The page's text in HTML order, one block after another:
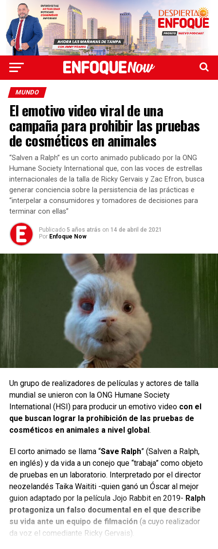
MUNDO
El emotivo video viral de una
campaña para prohibir las pruebas
de cosméticos en animales
“Salven a Ralph” es un corto animado publicado por la ONG
Humane Society International que, con las voces de estrellas
internacionales de la talla de Ricky Gervais y Zac Efron, busca
generar conciencia sobre la persistencia de las prácticas e
“interpelar a consumidores y tomadores de decisiones para
terminar con ellas”
Publicado 5 años atrás on 14 de abril de 2021
Por Enfoque Now
Un grupo de realizadores de películas y actores de talla
mundial se unieron con la ONG Humane Society
International (HSI) para producir un emotivo video con el
que buscan lograr la prohibición de las pruebas de
cosméticos en animales a nivel global.
El corto animado se llama “Save Ralph” (Salven a Ralph,
en inglés) y da vida a un conejo que “trabaja” como objeto
de pruebas en un laboratorio. Interpretado por el director
neozelandés Taika Waititi -quien ganó un Óscar al mejor
guion adaptado por la película Jojo Rabbit en 2019- Ralph
protagoniza un falso documental en el que describe
su vida ante un equipo de filmación(a cuyo realizador
da voz el comediante Ricky Gervais).